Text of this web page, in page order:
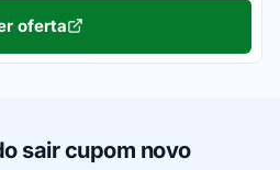
oferta
sair cupom novo